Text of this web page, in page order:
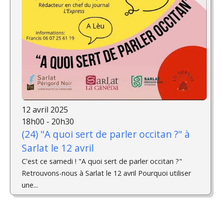
12 avril 2025
18h00 - 20h30
(24) "A quoi sert de parler occitan ?" à
Sarlat le 12 avril
C'est ce samedi ! "A quoi sert de parler occitan ?"
Retrouvons-nous à Sarlat le 12 avril Pourquoi utiliser
une...